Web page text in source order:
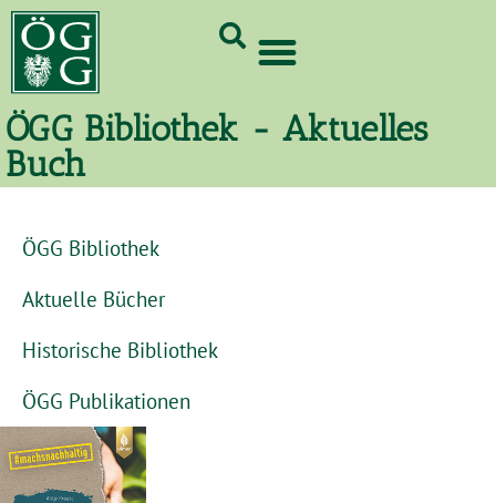
ÖGG Bibliothek - Aktuelles
Buch
ÖGG Bibliothek
Aktuelle Bücher
Historische Bibliothek
ÖGG Publikationen